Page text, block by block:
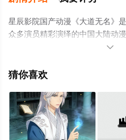
星辰影院国产动漫《大道无名》
众多演员精彩演绎的中国大陆动
删减完整版动漫全集就上星辰影

猜你喜欢